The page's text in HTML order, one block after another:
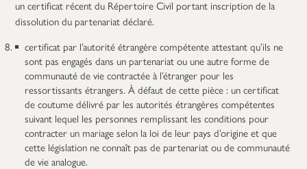
un certificat récent du Répertoire Civil portant inscription de la
dissolution du partenariat déclaré.
certificat par l’autorité étrangère compétente attestant qu’ils ne
sont pas engagés dans un partenariat ou une autre forme de
communauté de vie contractée à l’étranger pour les
ressortissants étrangers. À défaut de cette pièce : un certificat
de coutume délivré par les autorités étrangères compétentes
suivant lequel les personnes remplissant les conditions pour
contracter un mariage selon la loi de leur pays d’origine et que
cette législation ne connaît pas de partenariat ou de communauté
de vie analogue.